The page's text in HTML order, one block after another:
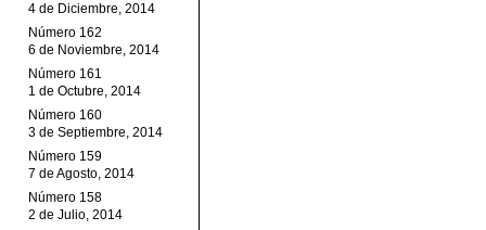
4 de Diciembre, 2014
Número 162
6 de Noviembre, 2014
Número 161
1 de Octubre, 2014
Número 160
3 de Septiembre, 2014
Número 159
7 de Agosto, 2014
Número 158
2 de Julio, 2014